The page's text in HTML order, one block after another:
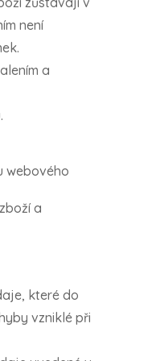
není
a
webového
a
které do
vzniklé při